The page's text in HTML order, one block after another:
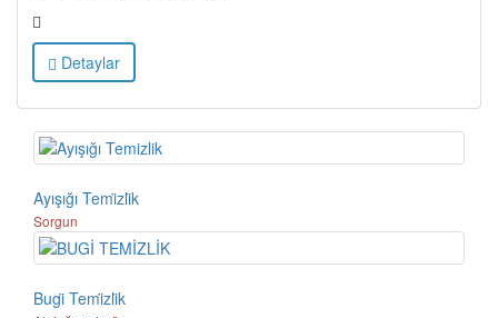
Detaylar
Ayışığı Temi̇zli̇k
Sorgun
Bugi̇ Temi̇zli̇k